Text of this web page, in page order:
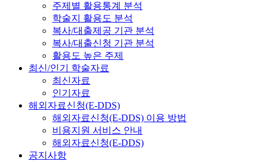
주제별 활용통계 분석
학술지 활용도 분석
복사/대출제공 기관 분석
복사/대출신청 기관 분석
활용도 높은 주제
최신/인기 학술자료
최신자료
인기자료
해외자료신청(E-DDS)
해외자료신청(E-DDS) 이용 방법
비용지원 서비스 안내
해외자료신청(E-DDS)
공지사항